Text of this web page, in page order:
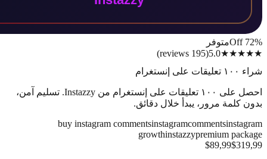
متوفر
5.0
(
195
reviews
)
احصل على ١٠٠ تعليقات على إنستغرام من Instazzy. تسليم آمن،
مرور، يبدأ خلال دقائق.
buy instagram commentsinstagramcomments
growthinstazzypremium
$89,99